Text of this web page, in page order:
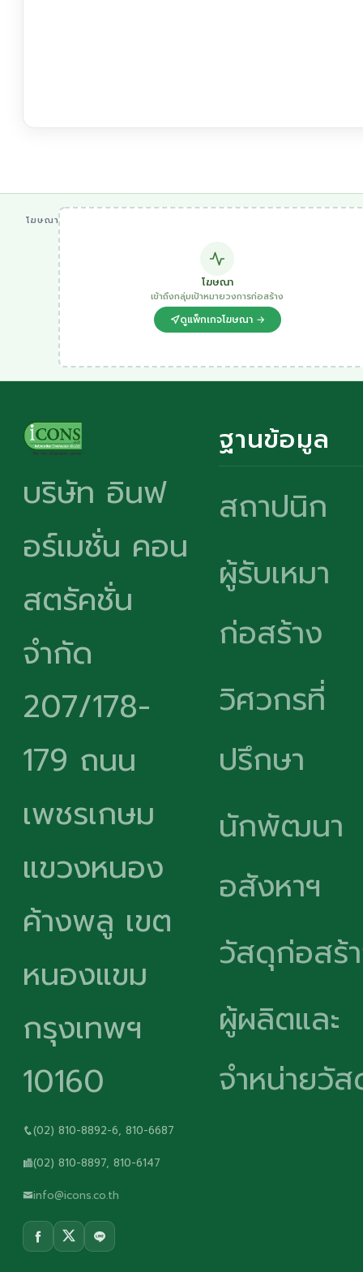
โฆษณา
โฆษณา
เข้าถึงกลุ่มเป้าหมายวงการก่อสร้าง
ดูแพ็กเกจโฆษณา →
บริษัท อินฟ
อร์เมชั่น คอน
สตรัคชั่น
จำกัด
207/178-
179 ถนน
เพชรเกษม
แขวงหนอง
ค้างพลู เขต
หนองแขม
กรุงเทพฯ
10160
(02) 810-8892-6, 810-6687
(02) 810-8897, 810-6147
info@icons.co.th
ฐานข้อมูล
สถาปนิก
ผู้รับเหมา
ก่อสร้าง
วิศวกรที่
ปรึกษา
นักพัฒนา
อสังหาฯ
วัสดุก่อสร้
ผู้ผลิตและ
จำหน่ายวั